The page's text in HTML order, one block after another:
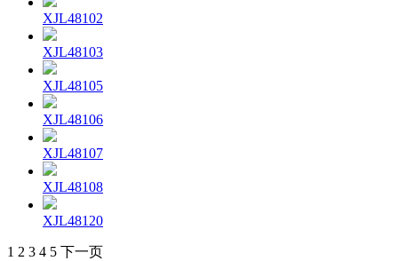
XJL48102
XJL48103
XJL48105
XJL48106
XJL48107
XJL48108
XJL48120
1 2 3 4 5 下一页